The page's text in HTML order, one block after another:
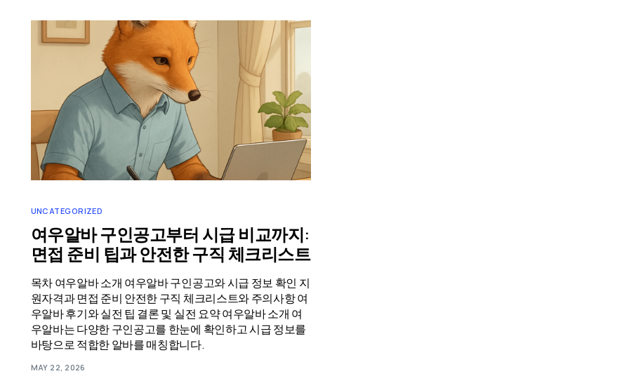
UNCATEGORIZED
여우알바 구인공고부터 시급 비교까지:
면접 준비 팁과 안전한 구직 체크리스트
목차 여우알바 소개 여우알바 구인공고와 시급 정보 확인 지
원자격과 면접 준비 안전한 구직 체크리스트와 주의사항 여
우알바 후기와 실전 팁 결론 및 실전 요약 여우알바 소개 여
우알바는 다양한 구인공고를 한눈에 확인하고 시급 정보를
바탕으로 적합한 알바를 매칭합니다.
MAY 22, 2026